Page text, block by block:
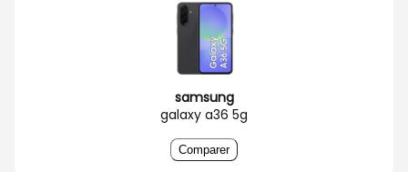
samsung
galaxy a36 5g
Comparer